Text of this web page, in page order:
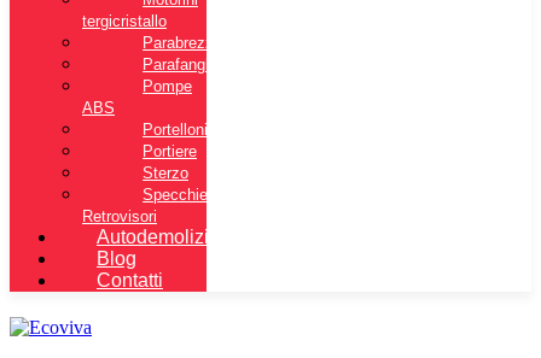
tergicristallo
Parabrezza
Parafanghi
Pompe
ABS
Portelloni
Portiere
Sterzo
Specchietti
Retrovisori
Autodemolizione
Blog
Contatti